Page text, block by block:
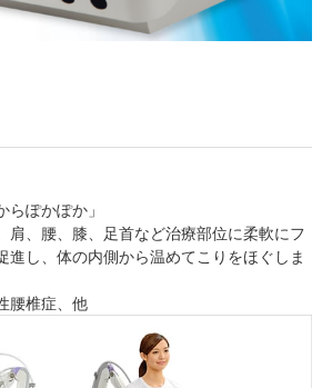
らぽかぽか」
肩、腰、膝、足首など治療部位に柔軟にフ
進し、体の内側から温めてこりをほぐしま
腰椎症、他